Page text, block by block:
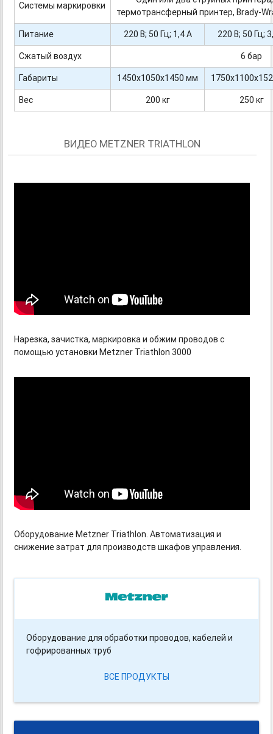
Системы маркировки
термотрансферный принтер, Brady-
Питание
220 В; 50 Гц; 1,4 А
220 В; 50 Гц;
Сжатый воздух
6 бар
Габариты
1450х1050х1450 мм
Вес
200 кг 250 кг
ВИДЕО METZNER TRIATHLON
Нарезка, зачистка, маркировка и обжим проводов с
помощью установки Metzner Triathlon 3000
Оборудование Metzner Triathlon. Автоматизация и
снижение затрат для производств шкафов управления.
Оборудование для обработки проводов, кабелей и
гофрированных труб
ВСЕ ПРОДУКТЫ